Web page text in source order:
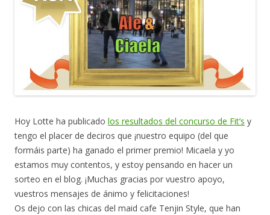
Hoy Lotte ha publicado los resultados del concurso de Fit’s y
tengo el placer de deciros que ¡nuestro equipo (del que
formáis parte) ha ganado el primer premio! Micaela y yo
estamos muy contentos, y estoy pensando en hacer un
sorteo en el blog. ¡Muchas gracias por vuestro apoyo,
vuestros mensajes de ánimo y felicitaciones!
Os dejo con las chicas del maid cafe Tenjin Style, que han